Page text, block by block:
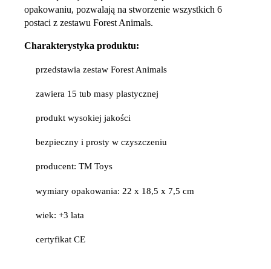
opakowaniu, pozwalają na stworzenie wszystkich 6
postaci z zestawu Forest Animals.
Charakterystyka produktu:
przedstawia zestaw Forest Animals
zawiera 15 tub masy plastycznej
produkt wysokiej jakości
bezpieczny i prosty w czyszczeniu
producent: TM Toys
wymiary opakowania: 22 x 18,5 x 7,5 cm
wiek: +3 lata
certyfikat CE